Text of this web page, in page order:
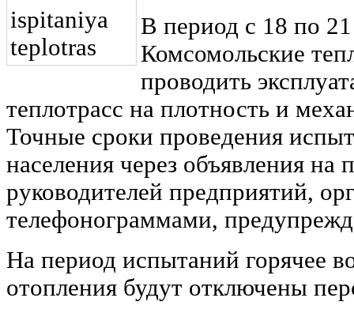
В период с 18 по
Комсомольские
проводить
теплотрасс на плотность и
Точные сроки проведения
населения через объявления на
руководителей предприятий,
телефонограммами,
На период испытаний горячее
отопления будут отключены